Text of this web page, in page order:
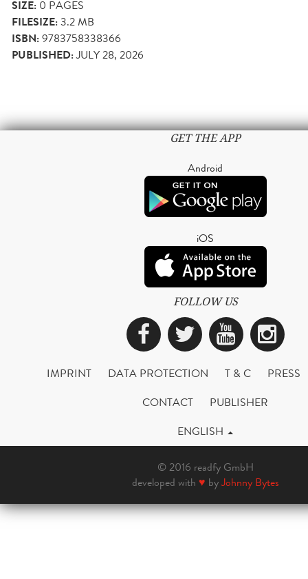
SIZE: 0 PAGES
FILESIZE:3.2 MB
ISBN:9783758338366
PUBLISHED:JULY 28, 2026
GET THE APP
Android
iOS
FOLLOW US
Facebook
Twitter
IMPRINT DATA PROTECTION T & C
PRESS
CONTACT
PUBLISHER
ENGLISH
© 2016 readfy GmbH
developed with ♥ byJohnny Bytes